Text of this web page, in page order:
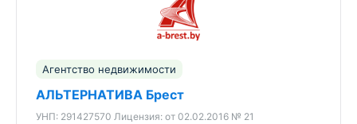
Агентство недвижимости
АЛЬТЕРНАТИВА Брест
УНП: 291427570 Лицензия: от 02.02.2016 № 21